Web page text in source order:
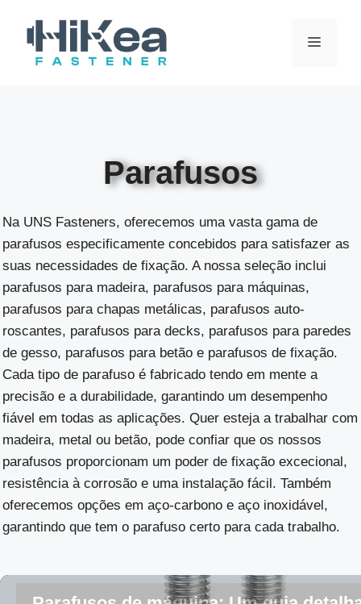
MENU
Parafusos
Na UNS Fasteners, oferecemos uma vasta gama de
parafusos especificamente concebidos para satisfazer as
suas necessidades de fixação. A nossa seleção inclui
parafusos para madeira, parafusos para máquinas,
parafusos para chapas metálicas, parafusos auto-
roscantes, parafusos para decks, parafusos para paredes
de gesso, parafusos para betão e parafusos de fixação.
Cada tipo de parafuso é fabricado tendo em mente a
precisão e a durabilidade, garantindo um desempenho
fiável em todas as aplicações. Quer esteja a trabalhar com
madeira, metal ou betão, pode confiar que os nossos
parafusos proporcionam um poder de fixação excecional,
resistência à corrosão e uma instalação fácil. Também
oferecemos opções em aço-carbono e aço inoxidável,
garantindo que tem o parafuso certo para cada trabalho.